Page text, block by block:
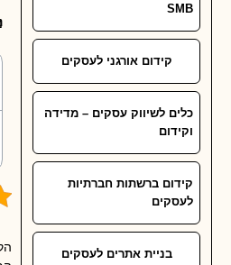
SMB
קידום אורגני לעסקים
כלים לשיווק עסקים – מדידה
וקידום
קידום ברשתות חברתיות
לעסקים
בניית אתרים לעסקים